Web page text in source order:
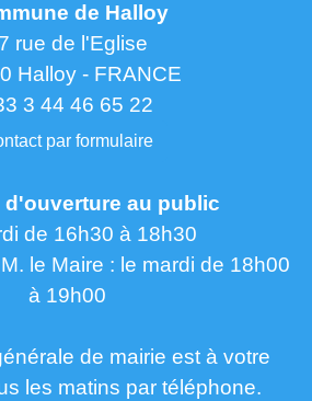
de Halloy
rue de l'Eglise
Halloy - FRANCE
3 44 46 65 22
par formulaire
d'ouverture au public
de 16h30 à 18h30
le Maire : le mardi de 18h00
à 19h00
de mairie est à votre
les matins par téléphone.